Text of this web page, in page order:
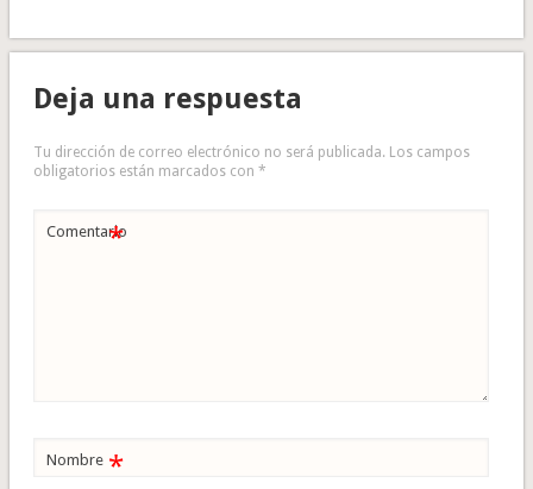
Deja una respuesta
Tu dirección de correo electrónico no será publicada. Los campos
obligatorios están marcados con *
Comentario
*
Nombre *